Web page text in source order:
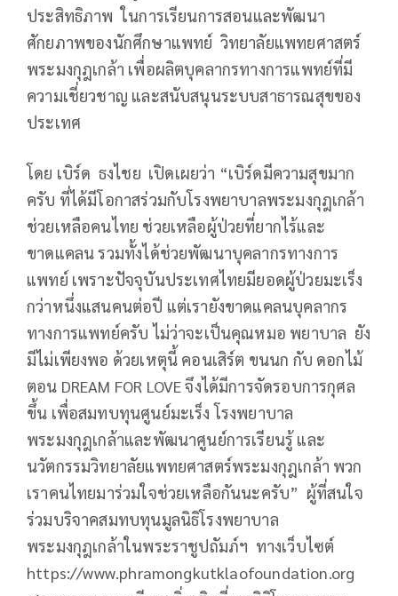
ประสิทธิภาพ ในการเรียนการสอนและพัฒนา
ศักยภาพของนักศึกษาแพทย์ วิทยาลัยแพทยศาสตร์
พระมงกุฎเกล้า เพื่อผลิตบุคลากรทางการแพทย์ที่มี
ความเชี่ยวชาญ และสนับสนุนระบบสาธารณสุขของ
ประเทศ
โดย เบิร์ด ธงไชย เปิดเผยว่า “เบิร์ดมีความสุขมาก
ครับ ที่ได้มีโอกาสร่วมกับโรงพยาบาลพระมงกุฎเกล้า
ช่วยเหลือคนไทย ช่วยเหลือผู้ป่วยที่ยากไร้และ
ขาดแคลน รวมทั้งได้ช่วยพัฒนาบุคลากรทางการ
แพทย์ เพราะปัจจุบันประเทศไทยมียอดผู้ป่วยมะเร็ง
กว่าหนึ่งแสนคนต่อปี แต่เรายังขาดแคลนบุคลากร
ทางการแพทย์ครับ ไม่ว่าจะเป็นคุณหมอ พยาบาล ยัง
มีไม่เพียงพอ ด้วยเหตุนี้ คอนเสิร์ต ขนนก กับ ดอกไม้
ตอน DREAM FOR LOVE จึงได้มีการจัดรอบการกุศล
ขึ้น เพื่อสมทบทุนศูนย์มะเร็ง โรงพยาบาล
พระมงกุฎเกล้าและพัฒนาศูนย์การเรียนรู้ และ
นวัตกรรมวิทยาลัยแพทยศาสตร์พระมงกุฎเกล้า พวก
เราคนไทยมาร่วมใจช่วยเหลือกันนะครับ” ผู้ที่สนใจ
ร่วมบริจาคสมทบทุนมูลนิธิโรงพยาบาล
พระมงกุฎเกล้าในพระราชูปถัมภ์ฯ ทางเว็บไซต์
https://www.phramongkutklaofoundation.org